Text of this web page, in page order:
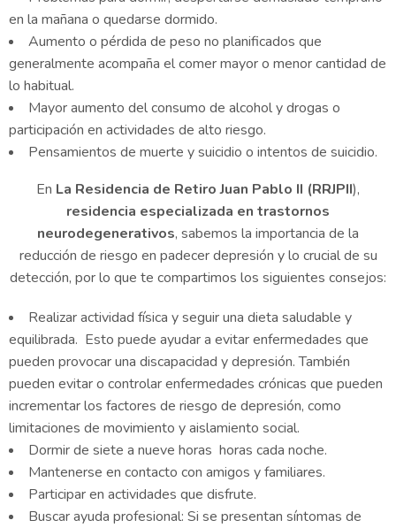
en la mañana o quedarse dormido.
Aumento o pérdida de peso no planificados que
generalmente acompaña el comer mayor o menor cantidad de
lo habitual.
Mayor aumento del consumo de alcohol y drogas o
participación en actividades de alto riesgo.
Pensamientos de muerte y suicidio o intentos de suicidio.
En La Residencia de Retiro Juan Pablo II (RRJPII),
residencia especializada en trastornos
neurodegenerativos, sabemos la importancia de la
reducción de riesgo en padecer depresión y lo crucial de su
detección, por lo que te compartimos los siguientes consejos:
Realizar actividad física y seguir una dieta saludable y
equilibrada. Esto puede ayudar a evitar enfermedades que
pueden provocar una discapacidad y depresión. También
pueden evitar o controlar enfermedades crónicas que pueden
incrementar los factores de riesgo de depresión, como
limitaciones de movimiento y aislamiento social.
Dormir de siete a nueve horas horas cada noche.
Mantenerse en contacto con amigos y familiares.
Participar en actividades que disfrute.
Buscar ayuda profesional: Si se presentan síntomas de